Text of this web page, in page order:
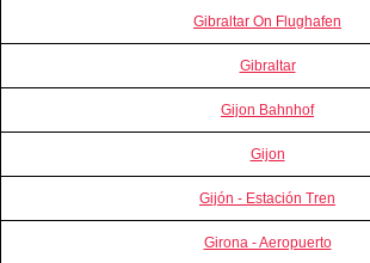
Gibraltar On Flughafen
Gibraltar
Gijon Bahnhof
Gijon
Gijón - Estación Tren
Girona - Aeropuerto